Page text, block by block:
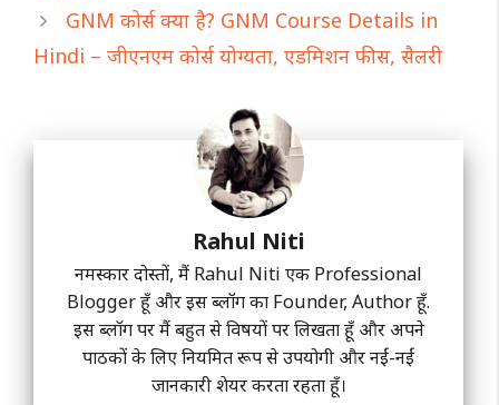
GNM कोर्स क्या है? GNM Course Details in
Hindi – जीएनएम कोर्स योग्यता, एडमिशन फीस, सैलरी
Rahul Niti
नमस्कार दोस्तों, मैं Rahul Niti एक Professional
Blogger हूँ और इस ब्लॉग का Founder, Author हूँ.
इस ब्लॉग पर मैं बहुत से विषयों पर लिखता हूँ और अपने
पाठकों के लिए नियमित रूप से उपयोगी और नईं-नईं
जानकारी शेयर करता रहता हूँ।